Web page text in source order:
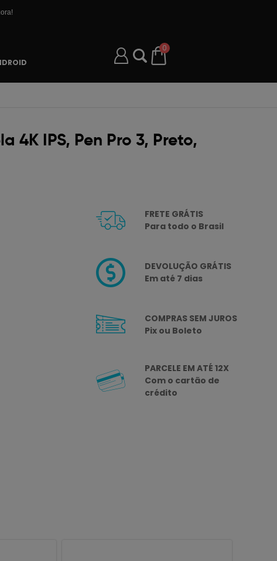
0
4K IPS, Pen Pro 3, Preto,
FRETE GRÁTIS
Para todo o Brasil
DEVOLUÇÃO GRÁTIS
Em até 7 dias
COMPRAS SEM JUROS
Pix ou Boleto
PARCELE EM ATÉ 12X
Com o cartão de
crédito